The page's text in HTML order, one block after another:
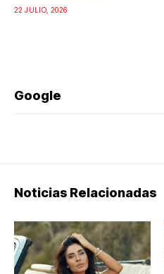
22 JULIO, 2026
Google
Noticias Relacionadas